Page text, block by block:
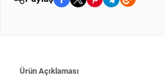
Ürün Açıklaması